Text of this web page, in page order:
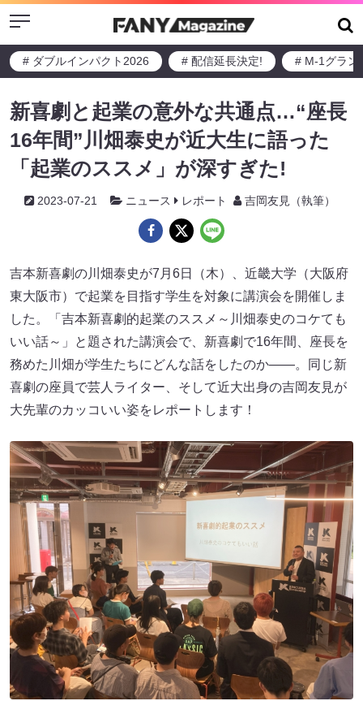
Menu
# ダブルインパクト2026 # 配信延長決定! # M-1グラン
新喜劇と起業の意外な共通点…“座長
16年間”川畑泰史が近大生に語った
「起業のススメ」が深すぎた!
2023-07-21 ニュース レポート 吉岡友見（執筆）
吉本新喜劇の川畑泰史が7月6日（木）、近畿大学（大阪府
東大阪市）で起業を目指す学生を対象に講演会を開催しま
した。「吉本新喜劇的起業のススメ～川畑泰史のコケても
いい話～」と題された講演会で、新喜劇で16年間、座長を
務めた川畑が学生たちにどんな話をしたのか――。同じ新
喜劇の座員で芸人ライター、そして近大出身の吉岡友見が
大先輩のカッコいい姿をレポートします！